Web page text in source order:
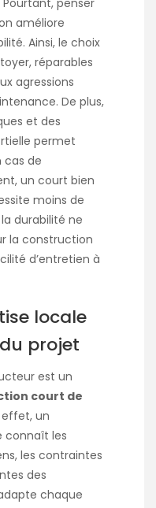
penser
améliore
Ainsi, le choix
réparables
agressions
De plus,
et des
permet
cas de
un court bien
moins de
durabilité ne
la construction
d’entretien à
locale
projet
est un
court de
effet, un
connaît les
les contraintes
des
chaque